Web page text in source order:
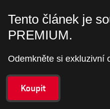
Tento článek je
PREMIUM.
Odemkněte si exkluzivní
Koupit